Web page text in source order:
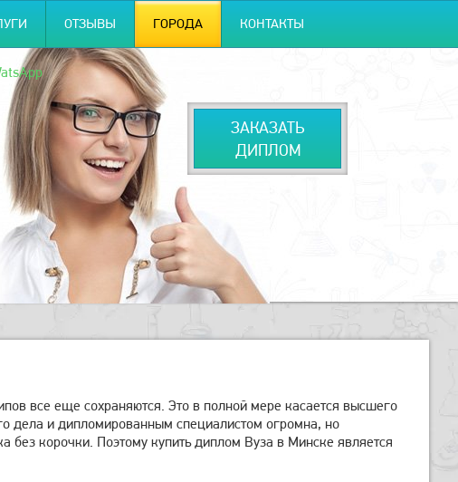
ОТЗЫВЫ ГОРОДА КОНТАКТЫ
ЗАКАЗАТЬ
ДИПЛОМ
все еще сохраняются. Это в полной мере касается высшего
дела и дипломированным специалистом огромна, но
без корочки. Поэтому купить диплом Вуза в Минске является